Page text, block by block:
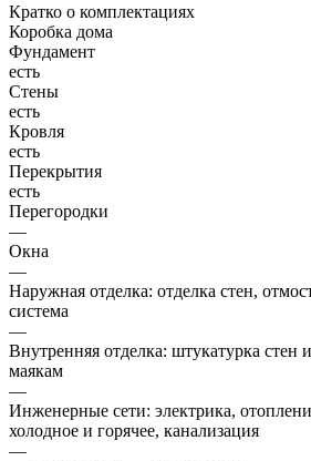
Кратко о комплектациях
Коробка дома
Фундамент
есть
Стены
есть
Кровля
есть
Перекрытия
есть
Перегородки
—
Окна
—
Наружная отделка: отделка стен,
система
—
Внутренняя отделка: штукатурка стен
маякам
—
Инженерные сети: электрика,
холодное и горячее, канализация
—